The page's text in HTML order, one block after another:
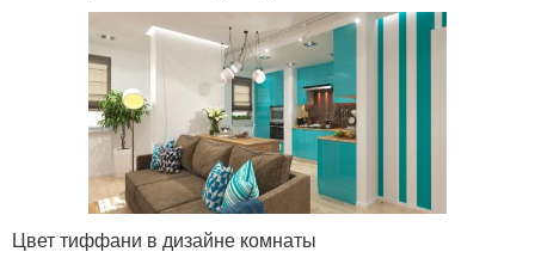
Цвет тиффани в дизайне комнаты